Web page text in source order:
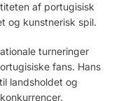
af portugisisk
og kunstnerisk spil.
turneringer
fans. Hans
landsholdet og